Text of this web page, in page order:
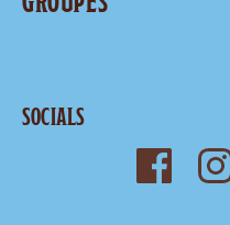
SOCIALS